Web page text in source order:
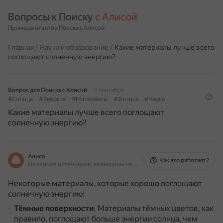
Вопросы к Поиску с Алисой
Примеры ответов Поиска с Алисой
Главная / Наука и образование / Какие материалы лучше всего
поглощают солнечную энергию?
Вопрос для Поиска с Алисой
9 сентября
#Солнце
#Энергия #Материалы #Физика #Наука
Какие материалы лучше всего поглощают
солнечную энергию?
Алиса
На основе источников, возможны неточности
Как это работает?
Некоторые материалы, которые хорошо поглощают
солнечную энергию:
Тёмные поверхности. Материалы тёмных цветов, как
правило, поглощают больше энергии солнца, чем